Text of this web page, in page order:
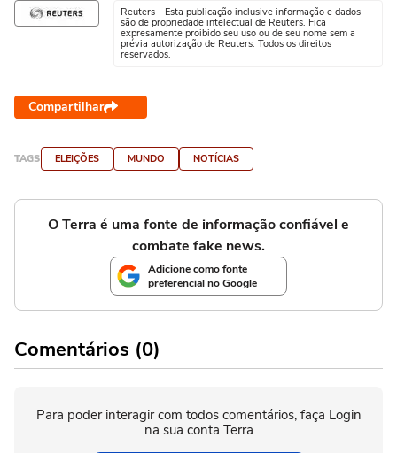
Reuters - Esta publicação inclusive informação e dados
são de propriedade intelectual de Reuters. Fica
expresamente proibido seu uso ou de seu nome sem a
prévia autorização de Reuters. Todos os direitos
reservados.
Compartilhar
TAGS ELEIÇÕES MUNDO NOTÍCIAS
O Terra é uma fonte de informação confiável e
combate fake news.
Adicione como fonte
preferencial no Google
Comentários (0)
Para poder interagir com todos comentários, faça Login
na sua conta Terra